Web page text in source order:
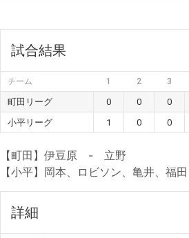
試合結果
チーム 1 2 3
町田リーグ 0 0 0
小平リーグ
1 0 0
【町田】伊豆原 - 立野
【小平】岡本、ロビソン、亀井、
詳細